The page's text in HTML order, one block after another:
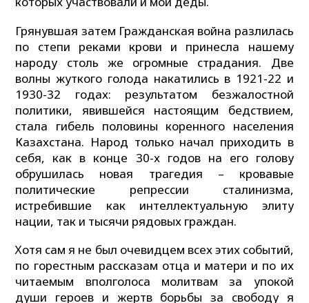
Грянувшая затем Гражданская война разлилась
по степи реками крови и принесла нашему
народу столь же огромные страдания. Две
волны жуткого голода накатились в 1921-22 и
1930-32 годах: результатом безжалостной
политики, явившейся настоящим бедствием,
стала гибель половины коренного населения
Казахстана. Народ только начал приходить в
себя, как в конце 30-х годов на его голову
обрушилась новая трагедия – кровавые
политические репрессии сталинизма,
истребившие как интеллектуальную элиту
нации, так и тысячи рядовых граждан.
Хотя сам я не был очевидцем всех этих событий,
по горестным рассказам отца и матери и по их
читаемым вполголоса молитвам за упокой
души героев и жертв борьбы за свободу я